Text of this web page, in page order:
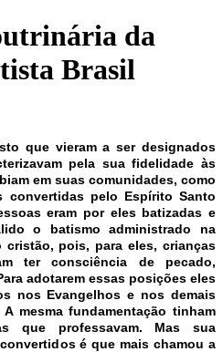
da
Brasil
que vieram a ser designados
pela sua fidelidade às
em suas comunidades, como
convertidas pelo Espírito Santo
eram por eles batizadas e
o batismo administrado na
pois, para eles, crianças
ter consciência de pecado,
adotarem essas posições eles
nos Evangelhos e nos demais
mesma fundamentação tinham
que professavam. Mas sua
é que mais chamou a